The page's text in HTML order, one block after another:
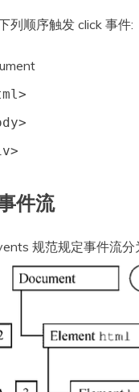
列顺序触发 click 事件:
件流
规范规定事件流分